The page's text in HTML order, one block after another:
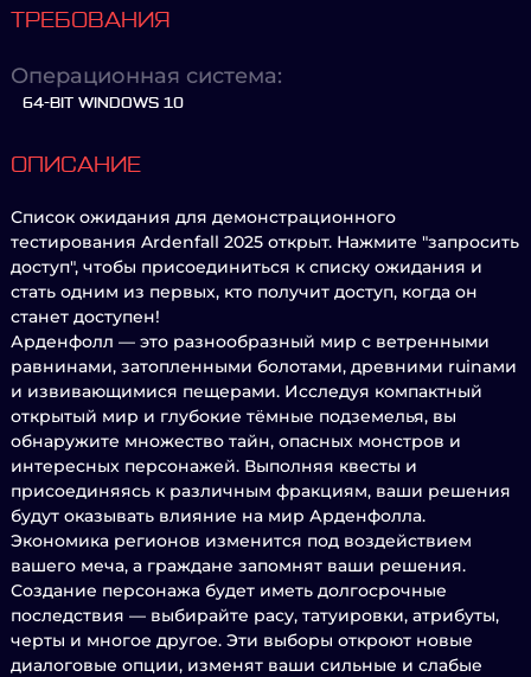
ТРЕБОВАНИЯ
Операционная система:
64-BIT WINDOWS 10
ОПИСАНИЕ
Список ожидания для демонстрационного
тестирования Ardenfall 2025 открыт. Нажмите "запросить
доступ", чтобы присоединиться к списку ожидания и
стать одним из первых, кто получит доступ, когда он
станет доступен!
Арденфолл — это разнообразный мир с ветренными
равнинами, затопленными болотами, древними ruinами
и извивающимися пещерами. Исследуя компактный
открытый мир и глубокие тёмные подземелья, вы
обнаружите множество тайн, опасных монстров и
интересных персонажей. Выполняя квесты и
присоединяясь к различным фракциям, ваши решения
будут оказывать влияние на мир Арденфолла.
Экономика регионов изменится под воздействием
вашего меча, а граждане запомнят ваши решения.
Создание персонажа будет иметь долгосрочные
последствия — выбирайте расу, татуировки, атрибуты,
черты и многое другое. Эти выборы откроют новые
диалоговые опции, изменят ваши сильные и слабые